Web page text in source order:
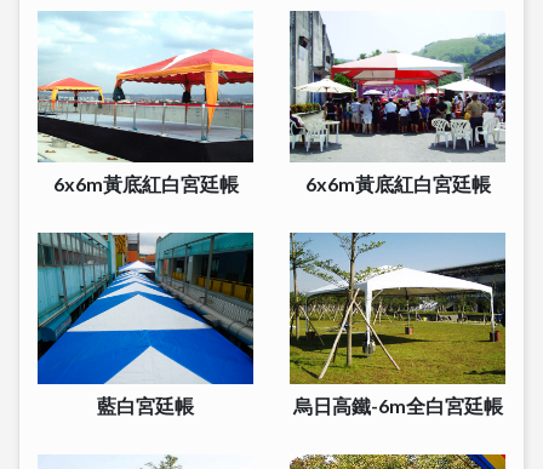
6x6m黃底紅白宮廷帳 6x6m黃底紅白宮廷帳
藍白宮廷帳 烏日高鐵-6m全白宮廷帳